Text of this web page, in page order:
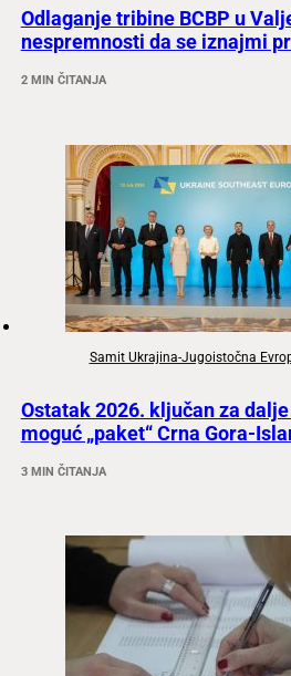
Odlaganje tribine BCBP u
nespremnosti da se iznajmi
2 MIN ČITANJA
Samit Ukrajina-Jugoistočna
Ostatak 2026. ključan za
moguć „paket“ Crna Gora-
3 MIN ČITANJA